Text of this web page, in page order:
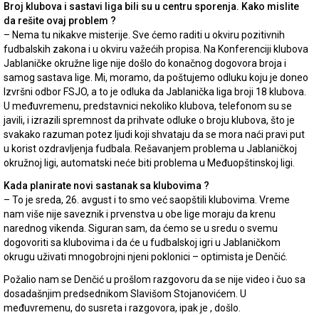
Broj klubova i sastavi liga bili su u centru sporenja. Kako mislite
da rešite ovaj problem ?
– Nema tu nikakve misterije. Sve ćemo raditi u okviru pozitivnih
fudbalskih zakona i u okviru važećih propisa. Na Konferenciji klubova
Jablaničke okružne lige nije došlo do konačnog dogovora broja i
samog sastava lige. Mi, moramo, da poštujemo odluku koju je doneo
Izvršni odbor FSJO, a to je odluka da Jablanička liga broji 18 klubova.
U međuvremenu, predstavnici nekoliko klubova, telefonom su se
javili, i izrazili spremnost da prihvate odluke o broju klubova, što je
svakako razuman potez ljudi koji shvataju da se mora naći pravi put
u korist ozdravljenja fudbala. Rešavanjem problema u Jablaničkoj
okružnoj ligi, automatski neće biti problema u Međuopštinskoj ligi.
Kada planirate novi sastanak sa klubovima ?
– To je sreda, 26. avgust i to smo već saopštili klubovima. Vreme
nam više nije saveznik i prvenstva u obe lige moraju da krenu
narednog vikenda. Siguran sam, da ćemo se u sredu o svemu
dogovoriti sa klubovima i da će u fudbalskoj igri u Jablaničkom
okrugu uživati mnogobrojni njeni poklonici – optimista je Denčić.
Požalio nam se Denčić u prošlom razgovoru da se nije video i čuo sa
dosadašnjim predsednikom Slavišom Stojanovićem. U
međuvremenu, do susreta i razgovora, ipak je , došlo.